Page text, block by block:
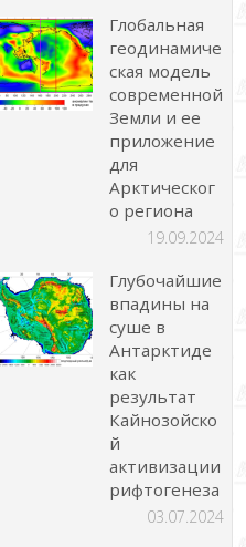
Глобальная
геодинамиче
ская модель
современной
Земли и ее
приложение
для
Арктическог
о региона
19.09.2024
Глубочайшие
впадины на
суше в
Антарктиде
как
результат
Кайнозойско
й
активизации
рифтогенеза
03.07.2024